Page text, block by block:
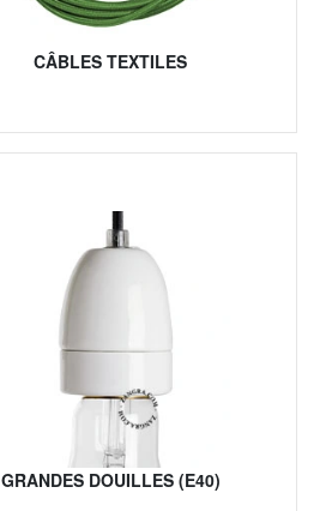
CÂBLES TEXTILES
GRANDES DOUILLES (E40)